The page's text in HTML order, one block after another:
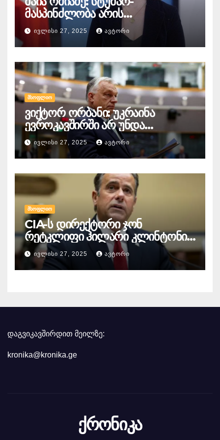
მასპინძლობა არის
საქართველოს განსაკუთრებული
ხიბლი და ის იდენტობა,
რომელიც ჩვენს ქვეყანას
გააჩნია და ეს ყველაფერში
გამოიხატება
ᲘᲕᲚᲘᲡᲘ 27, 2025 ᲐᲕᲢᲝᲠᲘ
ᲛᲡᲝᲤᲚᲘᲝ
ვიქტორ ორბანი: უკრაინა
ევროკავშირში არ უნდა
გაწევრიანდეს, თუნდაც ამის
გამო მთელი ბრიუსელი ყირაზე
დადგეს
ᲘᲕᲚᲘᲡᲘ 27, 2025 ᲐᲕᲢᲝᲠᲘ
ᲛᲡᲝᲤᲚᲘᲝ
CIA-ს დირექტორი ჯონ
რეტკლიფი ჰილარი კლინტონის
წინააღმდეგ
სისხლისსამართლებრივ
დევნაზე საუბრობს
ᲘᲕᲚᲘᲡᲘ 27, 2025 ᲐᲕᲢᲝᲠᲘ
დაგვიკავშირდით მეილზე:
kronika@kronika.ge
ქრონიკა